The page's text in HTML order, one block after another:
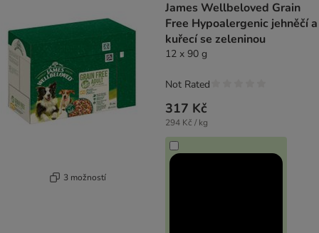
3 možností
James Wellbeloved Grain
Free Hypoalergenic jehněčí a
kuřecí se zeleninou
12 x 90 g
317 Kč
294 Kč / kg
Not Rated